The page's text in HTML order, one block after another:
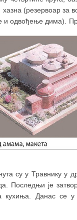
(резервоар за
и одвођење дима).
су у Травнику у
Последњи је
кухиња. Данас се